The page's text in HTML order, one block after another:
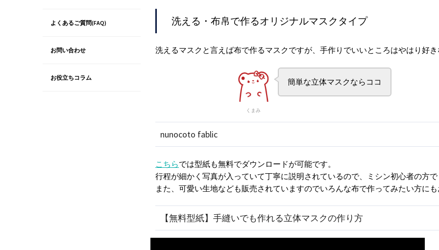
洗える・布帛で作るオリジナルマスクタイプ
洗えるマスクと言えば布で作るマスクですが、手作りでいいところはやはり好
くまみ
簡単な立体マスクならココ
nunocoto fablic
こちらでは型紙も無料でダウンロードが可能です。
行程が細かく写真が入っていて丁寧に説明されているので、ミシン初心者の方
また、可愛い生地なども販売されていますのでいろんな布で作ってみたい方に
【無料型紙】手縫いでも作れる立体マスクの作り方
よくあるご質問(FAQ)
お問い合わせ
お役立ちコラム